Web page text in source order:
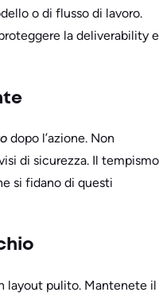
o di flusso di lavoro.
la deliverability e
dopo l’azione. Non
di sicurezza. Il tempismo
si fidano di questi
layout pulito. Mantenete il